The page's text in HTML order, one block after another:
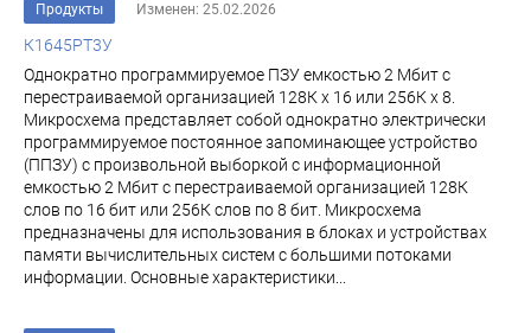
Продукты Изменен: 25.02.2026
К1645РТ3У
Однократно программируемое ПЗУ емкостью 2 Мбит с
перестраиваемой организацией 128К х 16 или 256К х 8.
Микросхема представляет собой однократно электрически
программируемое постоянное за­поминающее устройство
(ППЗУ) с произвольной выборкой с информационной
емкостью 2 Мбит с пе­рестраиваемой организацией 128К
слов по 16 бит или 256К слов по 8 бит. Микросхема
предназначены для использования в блоках и устройствах
памя­ти вычислительных систем с большими потоками
информации. Основные характеристики...